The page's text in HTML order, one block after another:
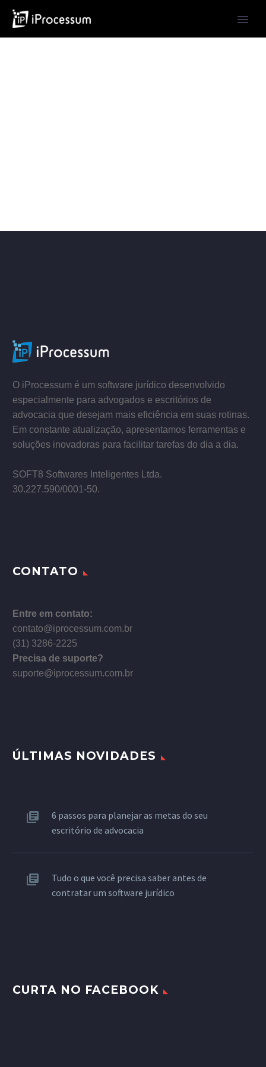
O iProcessum é um software jurídico desenvolvido
especialmente para advogados e escritórios de
advocacia que desejam mais eficiência em suas rotinas.
Em constante atualização, apresentamos ferramentas e
soluções inovadoras para facilitar tarefas do dia a dia.
SOFT8 Softwares Inteligentes Ltda.
30.227.590/0001­-50.
CONTATO
Entre em contato:
contato@iprocessum.com.br
(31) 3286-2225
Precisa de suporte?
suporte@iprocessum.com.br
ÚLTIMAS NOVIDADES
6 passos para planejar as metas do seu
escritório de advocacia
Tudo o que você precisa saber antes de
contratar um software jurídico
CURTA NO FACEBOOK